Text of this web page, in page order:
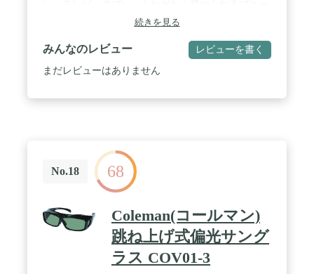
ライト（HEV400～420nm）を約94%カット。新基準
の紫外線吸収材を使用しているため、従来のブルー
ライトカットコーティングをはるかに超えた性能で
す。また、眼疾患の元となるルテインの損傷を防
ぎ、酸化ストレスを軽減。サプリメントを摂取する
眼鏡普及光学器検査協会にて 試験検査済みです。目
に優しい高性能メガネです。 / フレームは、フロン
トに超軽量樹脂ウルテム素材、テンプルにチタンを
使用しています。ウルテムは、宇宙船や航空機の部
品、医療器具や幼児の食器にも使用されている安全
性に優れた素材です。【耐久性】【耐熱性】【柔軟
性】を備えており、驚くほど軽いのが特徴です。チ
タンは、軽量で汗に強く腐食しにくい金属です。異
素材使いがおしゃれで、高級感のあるシックなデザ
続きを見る
みんなのレビュー レビューを書く
まだレビューはありません
No.18 68
Coleman(コールマン)
跳ね上げ式偏光サング
ラス COV01-3